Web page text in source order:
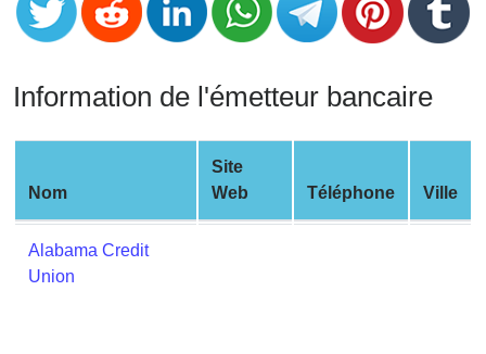
Card
Random
Card
Generate
Credit
Card
from
Information de l'émetteur bancaire
Nom
Site
Web
Téléphone Ville
Alabama Credit
Union